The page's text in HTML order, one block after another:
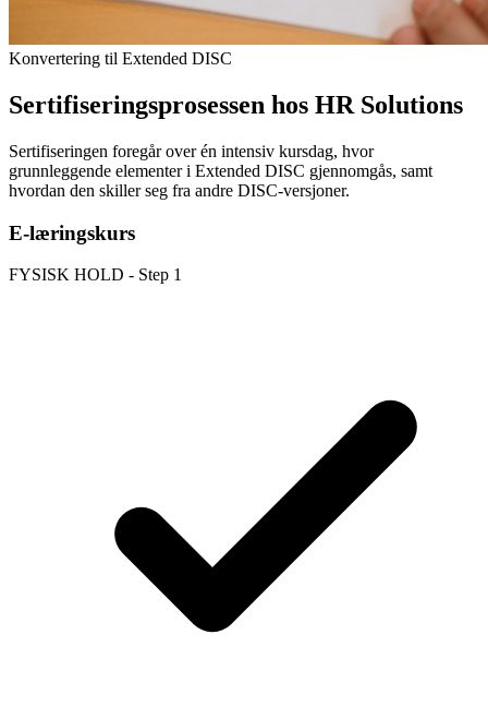
Konvertering til Extended DISC
Sertifiseringsprosessen hos HR Solutions
Sertifiseringen foregår over én intensiv kursdag, hvor
grunnleggende elementer i Extended DISC gjennomgås, samt
hvordan den skiller seg fra andre DISC-versjoner.
E-læringskurs
FYSISK HOLD - Step 1